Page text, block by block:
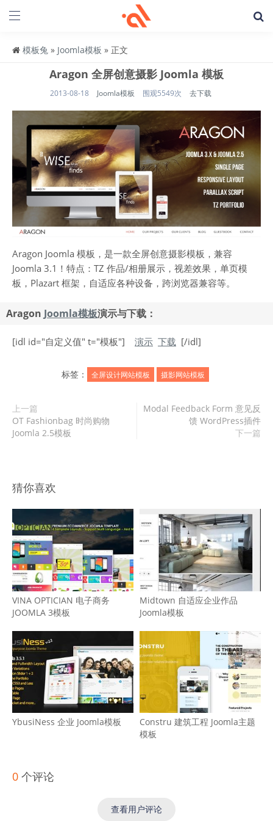
模板兔 » Joomla模板 » 正文
Aragon 全屏创意摄影 Joomla 模板
2013-08-18 Joomla模板 围观5549次 去下载
Aragon Joomla 模板，是一款全屏创意摄影模板，兼容
Joomla 3.1！特点：TZ 作品/相册展示，视差效果，单页模
板，Plazart 框架，自适应各种设备，跨浏览器兼容等。
Aragon Joomla模板演示与下载：
[idl id="自定义值" t="模板"] 演示 下载 [/idl]
标签： 全屏设计网站模板 摄影网站模板
上一篇
OT Fashionbag 时尚购物
Joomla 2.5模板
Modal Feedback Form 意见反
馈 WordPress插件
下一篇
猜你喜欢
VINA OPTICIAN 电子商务
JOOMLA 3模板
Midtown 自适应企业作品
Joomla模板
YbusiNess 企业 Joomla模板
Constru 建筑工程 Joomla主题
模板
0 个评论
查看用户评论